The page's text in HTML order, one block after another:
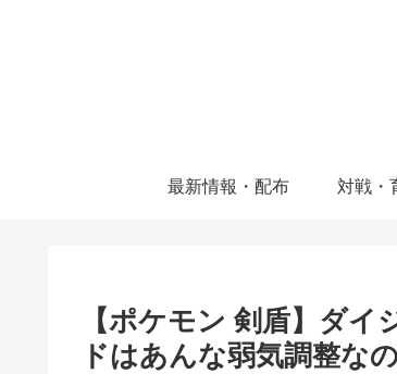
最新情報・配布 対戦・
【ポケモン 剣盾】ダ
ドはあんな弱気調整な